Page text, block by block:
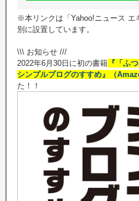
※本リンクは「Yahoo!ニュース エ
別に設置しています。
\\\ お知らせ ///
2022年6月30日に初の書籍 『「ふ
シンプルブログのすすめ』（
た！！